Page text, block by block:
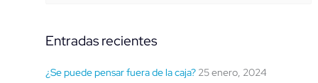
Entradas recientes
¿Se puede pensar fuera de la caja? 25 enero, 2024